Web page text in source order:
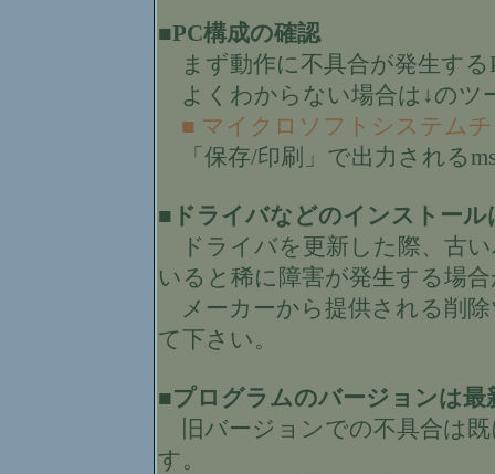
■PC構成の確認
まず動作に不具合が発生する
よくわからない場合は↓のツ
■ マイクロソフトシステム
「保存/印刷」で出力される
■ドライバなどのインストー
ドライバを更新した際、古
いると稀に障害が発生する場
メーカーから提供される削
て下さい。
■プログラムのバージョンは最
旧バージョンでの不具合は
す。